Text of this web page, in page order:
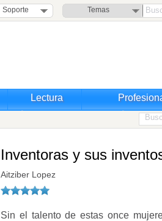
Soporte Temas
Lectura
Inventoras y sus
Aitziber Lopez
Sin el talento de estas once